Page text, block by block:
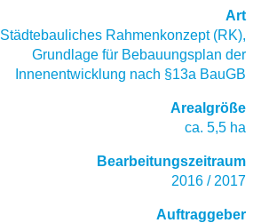
Art
Städtebauliches Rahmenkonzept (RK),
Grundlage für Bebauungsplan der
Innenentwicklung nach §13a BauGB
Arealgröße
ca. 5,5 ha
Bearbeitungszeitraum
2016 / 2017
Auftraggeber